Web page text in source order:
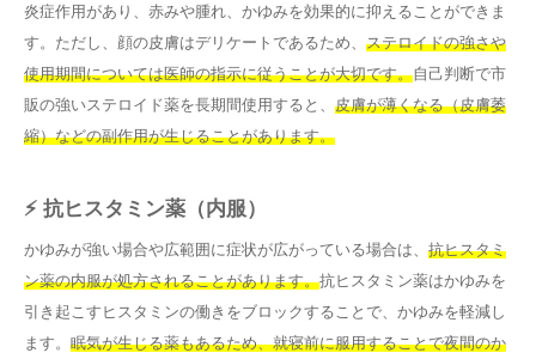
炎症作用があり、赤みや腫れ、かゆみを効果的に抑えることができま
す。ただし、顔の皮膚はデリケートであるため、 ステロイドの強さや
使用期間については医師の指示に従うことが大切です。自己判断で市
販の強いステロイド薬を長期間使用すると、 皮膚が薄くなる（皮膚萎
縮）などの副作用が生じることがあります。
⚡ 抗ヒスタミン薬（内服）
かゆみが強い場合や広範囲に症状が広がっている場合は、 抗ヒスタミ
ン薬の内服が処方されることがあります。抗ヒスタミン薬はかゆみを
引き起こすヒスタミンの働きをブロックすることで、かゆみを軽減し
ます。 眠気が生じる薬もあるため、就寝前に服用することで夜間のか